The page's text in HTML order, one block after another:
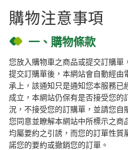
購物注意事項
一、購物條款
您放入購物車之商品或提交訂購單
提交訂購單後，本網站會自動經由
承上，該通知只是通知您本服務
成立，本網站仍保有是否接受您的
況，不接受您的訂購單，並請您自
您同意並瞭解本網站中所標示之商
均屬要約之引誘，而您的訂單性質
諾您的要約或撤銷您的訂單。